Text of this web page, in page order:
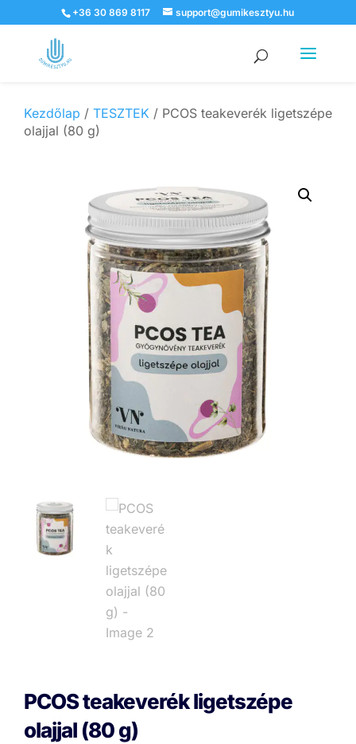
+36 30 869 8117 support@gumikesztyu.hu
Products
search
Kezdőlap / TESZTEK / PCOS teakeverék ligetszépe
olajjal (80 g)
PCOS teakeverék ligetszépe
olajjal (80 g)